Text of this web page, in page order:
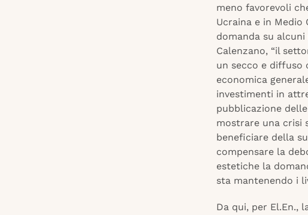
meno favorevoli
Ucraina e in
domanda su
Calenzano, “il
un secco e diffuso
economica
investimenti in
pubblicazione
mostrare una crisi
beneficiare della
compensare la
estetiche la
sta mantenendo i
Da qui, per El.En.,